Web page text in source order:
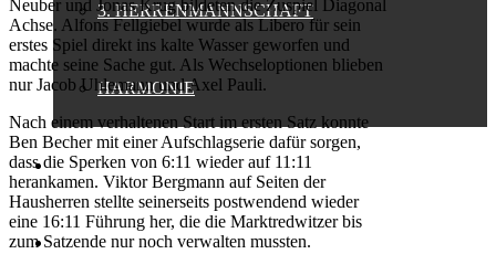
3. HERRENMANNSCHAFT
HARMONIE
BEACH
JUGENDARBEIT
Neuber und Jonas Krug bildeten die Zuspiel Diagonal
Achse. Alfons Fellgiebel wurde als Libero für sein
erstes Spiel direkt ins kalte Wasser geworfen und
machte seine Sache gut. Als Wechseloptionen blieben
nur Jacob Uhlemann und Axel Pauli.
Nach einem verhaltenen Start im ersten Satz konnte
Ben Becher mit einer Aufschlagserie dafür sorgen,
dass die Sperken von 6:11 wieder auf 11:11
herankamen. Viktor Bergmann auf Seiten der
Hausherren stellte seinerseits postwendend wieder
eine 16:11 Führung her, die die Marktredwitzer bis
zum Satzende nur noch verwalten mussten.